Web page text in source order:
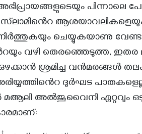
പിന്നാലെ
ചെയ്യുകയാണു
വഴി തെരഞ്ഞെടുത്ത, ഇതര
ശ്രമിച്ച വൻമരങ്ങൾ
ദുർഘട
അൽജുവൈനി ഏറ്റവും